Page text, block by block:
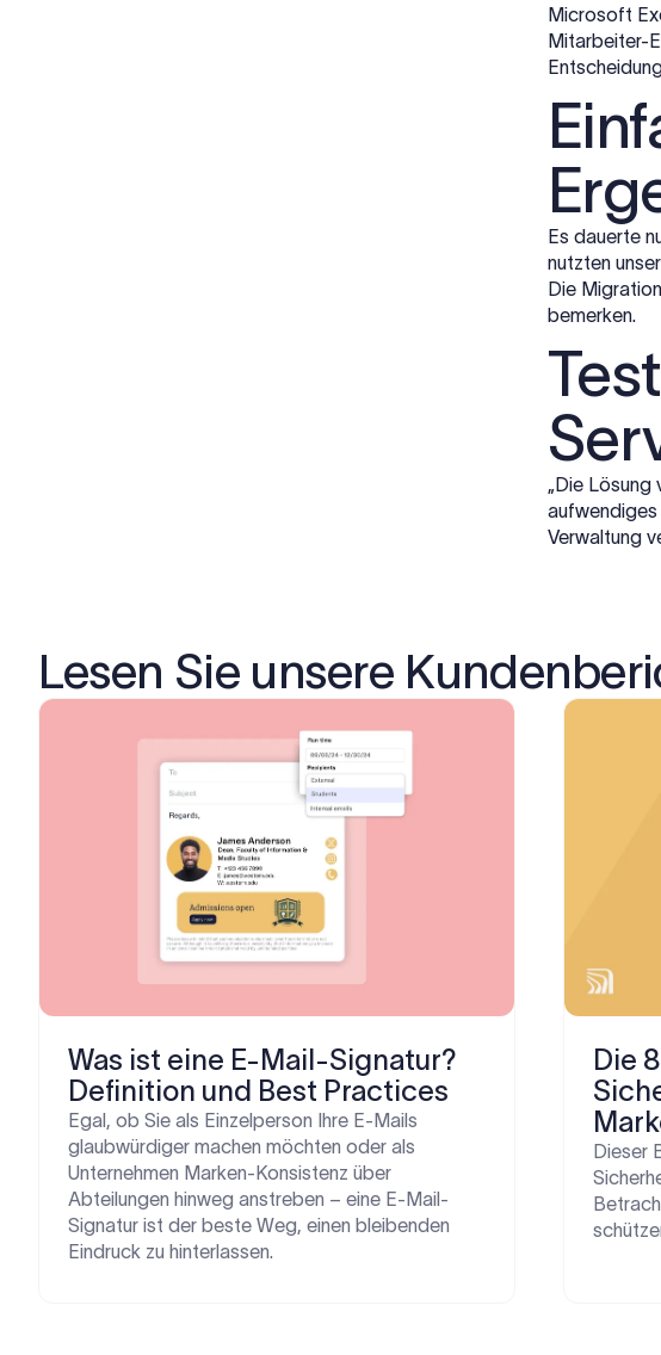
Microsoft
Mitarbeiter-
Es dauerte
nutzten
Die
bemerken.
„Die Lösung
aufwendiges
Verwaltung
Lesen Sie unsere
Was ist eine E-Mail-Signatur?
Definition und Best Practices
Egal, ob Sie als Einzelperson Ihre E-Mails
glaubwürdiger machen möchten oder als
Unternehmen Marken-Konsistenz über
Abteilungen hinweg anstreben – eine E-Mail-
Signatur ist der beste Weg, einen bleibenden
Eindruck zu hinterlassen.
Die
Dieser